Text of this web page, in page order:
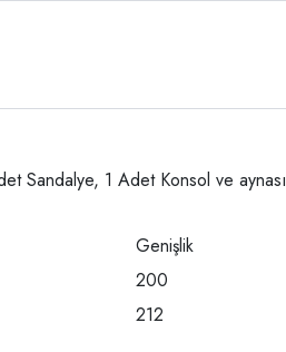
Sandalye, 1 Adet Konsol ve aynası
Genişlik
200
212